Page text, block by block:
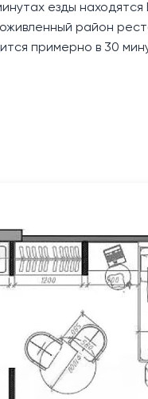
езды
район
примерно в 30